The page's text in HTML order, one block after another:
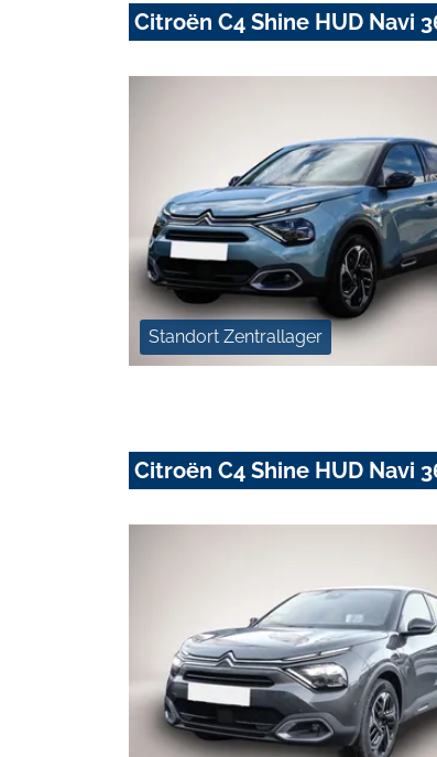
Citroën C4 Shine HUD Navi
Standort Zentrallager
Citroën C4 Shine HUD Navi